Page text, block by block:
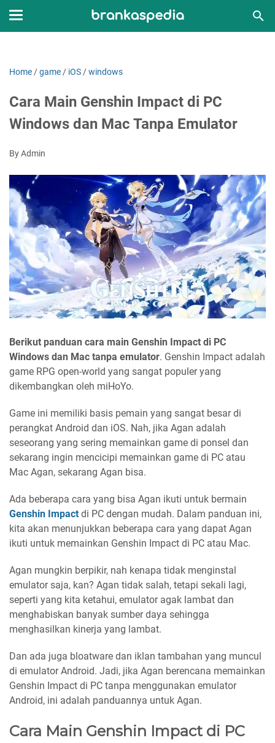
Home /game / iOS /windows
Cara Main Genshin Impact di PC
Windows dan Mac Tanpa Emulator
By Admin
Berikut panduan cara main Genshin Impact di PC
Windows dan Mac tanpa emulator. Genshin Impact adalah
game RPG open-world yang sangat populer yang
dikembangkan oleh miHoYo.
Game ini memiliki basis pemain yang sangat besar di
perangkat Android dan iOS. Nah, jika Agan adalah
seseorang yang sering memainkan game di ponsel dan
sekarang ingin mencicipi memainkan game di PC atau
Mac Agan, sekarang Agan bisa.
Ada beberapa cara yang bisa Agan ikuti untuk bermain
Genshin Impact di PC dengan mudah. Dalam panduan ini,
kita akan menunjukkan beberapa cara yang dapat Agan
ikuti untuk memainkan Genshin Impact di PC atau Mac.
Agan mungkin berpikir, nah kenapa tidak menginstal
emulator saja, kan? Agan tidak salah, tetapi sekali lagi,
seperti yang kita ketahui, emulator agak lambat dan
menghabiskan banyak sumber daya sehingga
menghasilkan kinerja yang lambat.
Dan ada juga bloatware dan iklan tambahan yang muncul
di emulator Android. Jadi, jika Agan berencana memainkan
Genshin Impact di PC tanpa menggunakan emulator
Android, ini adalah panduannya untuk Agan.
Cara Main Genshin Impact di PC